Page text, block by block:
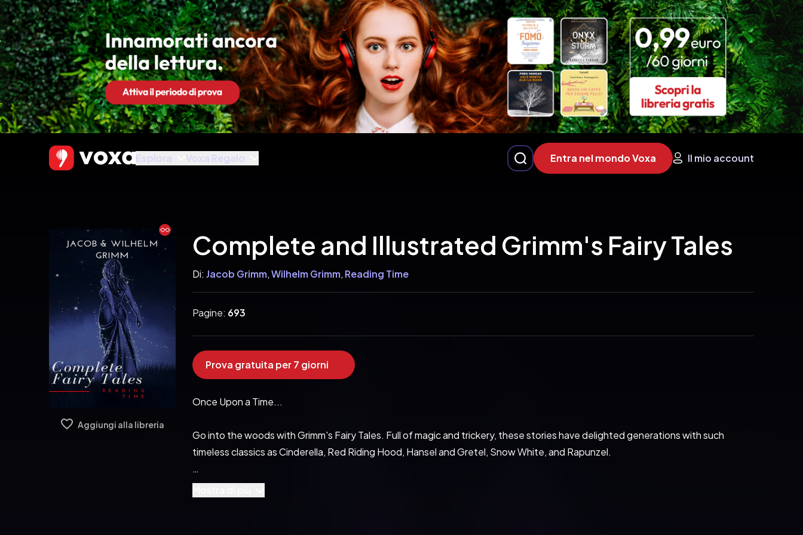
Esplora Voxa Regalo Entra nel mondo Voxa Il mio account
Ebook
Aggiungi alla libreria
Complete and Illustrated Grimm's Fairy Tales
Di: Jacob Grimm,Wilhelm Grimm, Reading Time
Pagine: 693
Prova gratuita per 7 giorni
Once Upon a Time...
Go into the woods with Grimm's Fairy Tales. Full of magic and trickery, these stories have delighted generations with such
timeless classics as Cinderella, Red Riding Hood, Hansel and Gretel, Snow White, and Rapunzel.
The Complete Fairy Tales